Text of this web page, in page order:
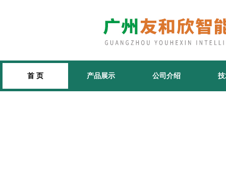
首 页 产品展示 公司介绍